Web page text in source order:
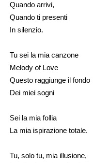
Quando arrivi,
Quando ti presenti
In silenzio.
Tu sei la mia canzone
Melody of Love
Questo raggiunge il fondo
Dei miei sogni
Sei la mia follia
La mia ispirazione totale.
Tu, solo tu, mia illusione,